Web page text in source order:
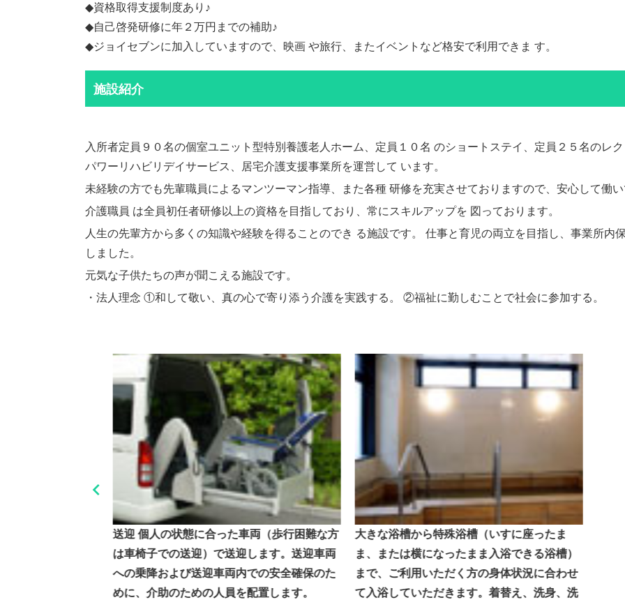
◆資格取得支援制度あり♪
◆自己啓発研修に年２万円までの補助♪
◆ジョイセブンに加入していますので、映画 や旅行、またイベントなど格安で利用できま す。
施設紹介
入所者定員９０名の個室ユニット型特別養護老人ホーム、定員１０名 のショートステイ、定員２５名のレ
パワーリハビリデイサービス、居宅介護支援事業所を運営して います。
未経験の方でも先輩職員によるマンツーマン指導、また各種 研修を充実させておりますので、安心して働
介護職員 は全員初任者研修以上の資格を目指しており、常にスキルアップを 図っております。
人生の先輩方から多くの知識や経験を得ることのでき る施設です。 仕事と育児の両立を目指し、事業所内
しました。
元気な子供たちの声が聞こえる施設です。
・法人理念 ①和して敬い、真の心で寄り添う介護を実践する。 ②福祉に勤しむことで社会に参加する。
送迎 個人の状態に合った車両（歩行困難な方
は車椅子での送迎）で送迎します。送迎車両
への乗降および送迎車両内での安全確保のた
めに、介助のための人員を配置します。
大きな浴槽から特殊浴槽（いすに座ったま
ま、または横になったまま入浴できる浴槽）
まで、ご利用いただく方の身体状況に合わせ
て入浴していただきます。着替え、洗身、洗
